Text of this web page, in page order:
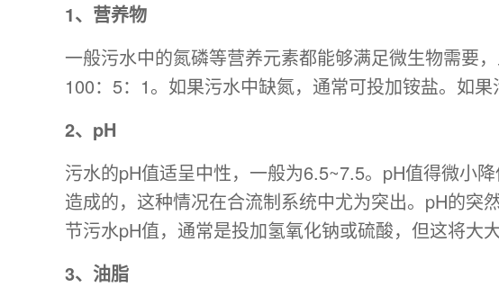
1、营养物
一般污水中的氮磷等营养元素都能够满足微生物需要
100：5：1。如果污水中缺氮，通常可投加铵盐。如
2、pH
污水的pH值适呈中性，一般为6.5~7.5。pH值得微小
造成的，这种情况在合流制系统中尤为突出。pH的突
节污水pH值，通常是投加氢氧化钠或硫酸，但这将大
3、油脂